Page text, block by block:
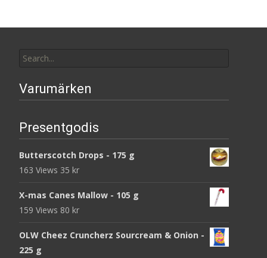
for:
Varumärken
Presentgodis
Butterscotch Drops - 175 g
163 Views 35 kr
X-mas Canes Mallow - 105 g
159 Views 80 kr
OLW Cheez Cruncherz Sourcream & Onion -
225 g